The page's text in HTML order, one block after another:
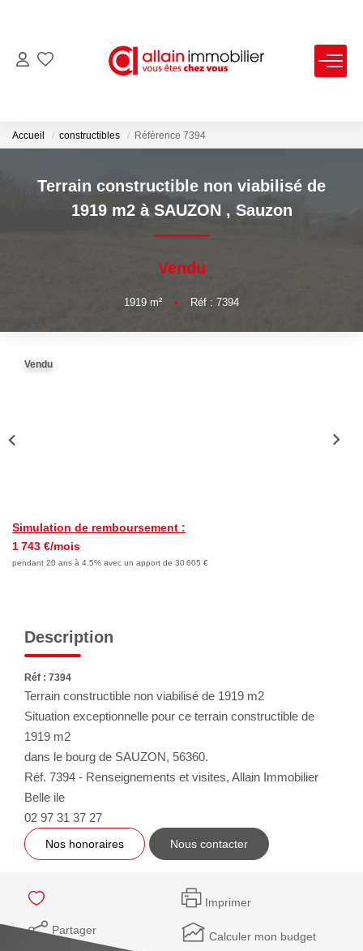
LOCATIONS
ESTIMATION
NOS AGENCES
MON COMPTE
Accueil constructibles Référence 7394
Terrain constructible non viabilisé de
1919 m2 à SAUZON , Sauzon
Vendu
1919 m² • Réf : 7394
Vendu
Simulation de remboursement :
1 743 €/mois
pendant 20 ans à 4.5% avec un apport de 30 605 €
Description
Réf : 7394
Terrain constructible non viabilisé de 1919 m2
Situation exceptionnelle pour ce terrain constructible de
1919 m2
dans le bourg de SAUZON, 56360.
Réf. 7394 - Renseignements et visites, Allain Immobilier
Belle ile
02 97 31 37 27
Nos honoraires Nous contacter
Imprimer
Partager Calculer mon budget